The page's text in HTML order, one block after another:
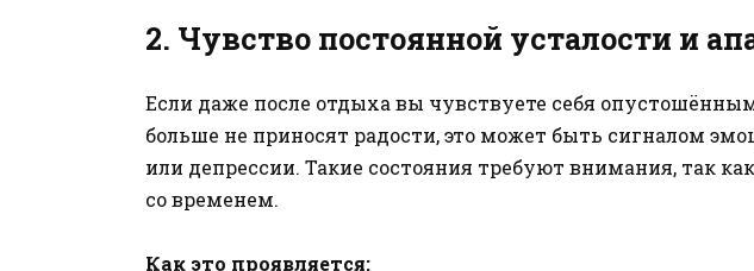
2. Чувство постоянной усталости и
Если даже после отдыха вы чувствуете себя
больше не приносят радости, это может быть сигналом
или депрессии. Такие состояния требуют внимания, так
со временем.
Как это проявляется: